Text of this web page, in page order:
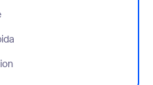
rapida